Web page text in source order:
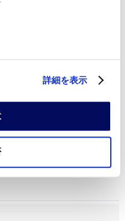
詳細を表示
、OF出力上限下限
ード、最大登録件
ード切替)